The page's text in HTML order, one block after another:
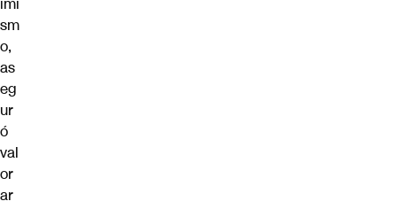
sm
o,
as
eg
ur
ó
val
or
ar